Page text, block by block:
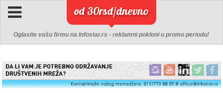
od 30rsd/dnevno
Oglasite vašu firmu na Infostar.rs - reklamni pokloni u promo periodu!